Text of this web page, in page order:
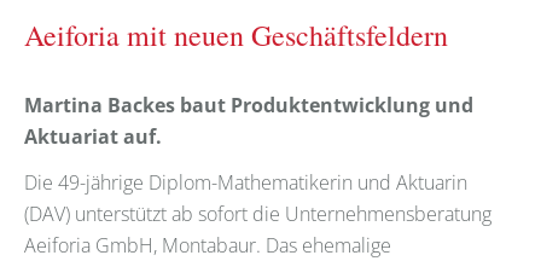
Aeiforia mit neuen Geschäftsfeldern
Martina Backes baut Produktentwicklung und
Aktuariat auf.
Die 49-jährige Diplom-Mathematikerin und Aktuarin
(DAV) unterstützt ab sofort die Unternehmensberatung
Aeiforia GmbH, Montabaur. Das ehemalige